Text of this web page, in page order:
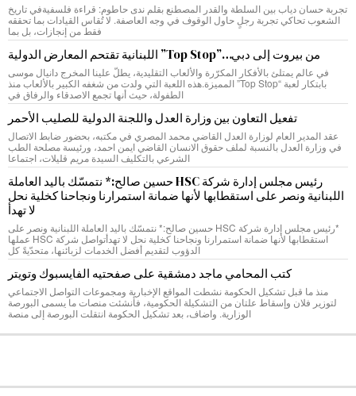
تجربة حسان دياب بين السلطة والقدر المصطنع بقلم ندى حاطوم: قراءة فلسفيةفي تاريخ
الشعوب تحاكي تجربة رجلٍ حاول الوقوف في وجه العاصفة. لا تُقاس القيادات بما تحققه
فقط من إنجازات، بل بما
من بيروت إلى دبي…”Top Stop” اللبنانية تقتحم المعارض الدولية
في عالم يمتلئ بالأفكار المكرّرة والألعاب التقليدية، يطلّ علينا المخرج دانيال موسى
بابتكار لعبة “Top Stop” المميزة.هذه اللعبة التي ولدت من شغفه الكبير بالألعاب منذ
الطفولة، حيث أنها تجمع الاصدقاء والرفاق في
تفعيل التعاون بين وزارة العدل واللجنة الدولية للصليب الأحمر
عقد المدير العام لوزارة العدل القاضي محمد المصري في مكتبه، بحضور ضابط الاتصال
في وزارة العدل بالنسبة لملف حقوق الانسان القاضي ايمن احمد، ورئيسة مصلحة الطب
الشرعي بالتكليف السيدة مريم قليلات، اجتماعا
رئيس مجلس إدارة شركة HSC حسين صالح:* نتمسّك باليد العاملة
اللبنانية ونصر على استقطابها لأنها ضمانة استمرارنا ونجاحنا كخلية نحل
لا تهدأ
*رئيس مجلس إدارة شركة HSC حسين صالح:* نتمسّك باليد العاملة اللبنانية ونصر على
استقطابها لأنها ضمانة استمرارنا ونجاحنا كخلية نحل لا تهدأتواصل شركة HSC عملها
الدؤوب لتقديم أفضل الخدمات لزبائنها، متحدّيةً كل
كتب المحامي ماجد دمشقية على صفحتيه الفايسبوك وتويتر
منذ ما قبل تشكيل الحكومة نشطت المواقع الإخبارية ومجموعات التواصل الاجتماعي
لتوزير فلان وإسقاط علتان من التشكيلة الحكومية، فأنشئت منصات ما يسمى البورصة
الوزارية. واضاف، بعد تشكيل الحكومة انتقلت البورصة إلى منصة